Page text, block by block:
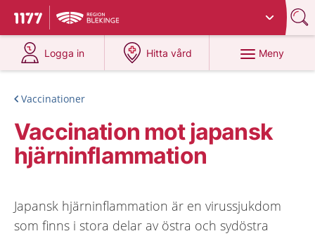
Till startsidan för 1177
Du har valt region
Logga in
på 1177.se
Hitta vård
på 1177.se
Meny
Vaccinationer
Vaccination mot japansk
hjärninflammation
Japansk hjärninflammation är en virussjukdom
som finns i stora delar av östra och sydöstra